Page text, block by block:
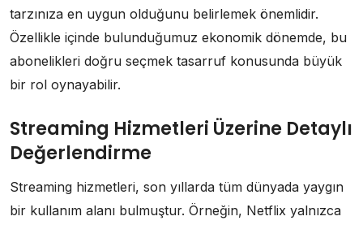
tarzınıza en uygun olduğunu belirlemek önemlidir.
Özellikle içinde bulunduğumuz ekonomik dönemde, bu
abonelikleri doğru seçmek tasarruf konusunda büyük
bir rol oynayabilir.
Streaming Hizmetleri Üzerine Detaylı
Değerlendirme
Streaming hizmetleri, son yıllarda tüm dünyada yaygın
bir kullanım alanı bulmuştur. Örneğin, Netflix yalnızca